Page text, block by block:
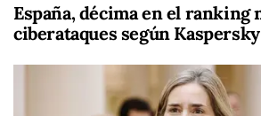
España, décima en el ranking
ciberataques según Kaspersky